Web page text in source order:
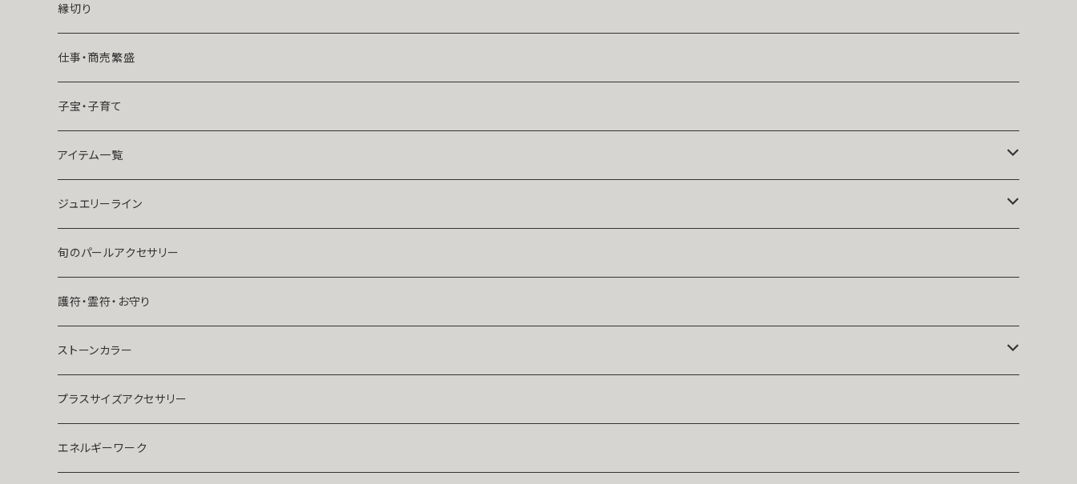
魔術師恋雪
魔術師N.Kelly
魔術師Sara Serendipity
祈祷師澪央
ユタ玉城陽
年齢差のある恋（年上・年下）
マンネリ気味の恋
遠距離
復縁したい・取り戻したい愛情
人に言えない関係
出会いが欲しい
結婚したい
人気運・モテる
縁切り
仕事・商売繁盛
子宝・子育て
アイテム一覧
ネックレス
ブレスレット・アンクレット
リング
イヤリング・ピアス
ストラップ・キーホルダー
マスクピアス
ジュエリーライン
Ｋ１０
K１４
Ｋ１８
プラチナ
ダイヤモンド
旬のパールアクセサリー
護符・霊符・お守り
ストーンカラー
クリア
ブルー
プラスサイズアクセサリー
エネルギーワーク